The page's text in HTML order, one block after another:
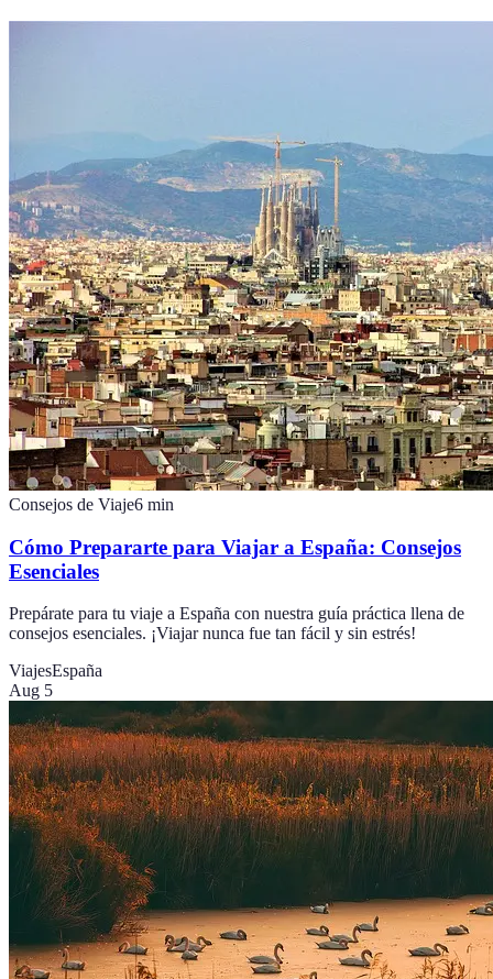
Consejos de Viaje6 min
Cómo Prepararte para Viajar a España: Consejos
Esenciales
Prepárate para tu viaje a España con nuestra guía práctica llena de
consejos esenciales. ¡Viajar nunca fue tan fácil y sin estrés!
ViajesEspaña
Aug 5